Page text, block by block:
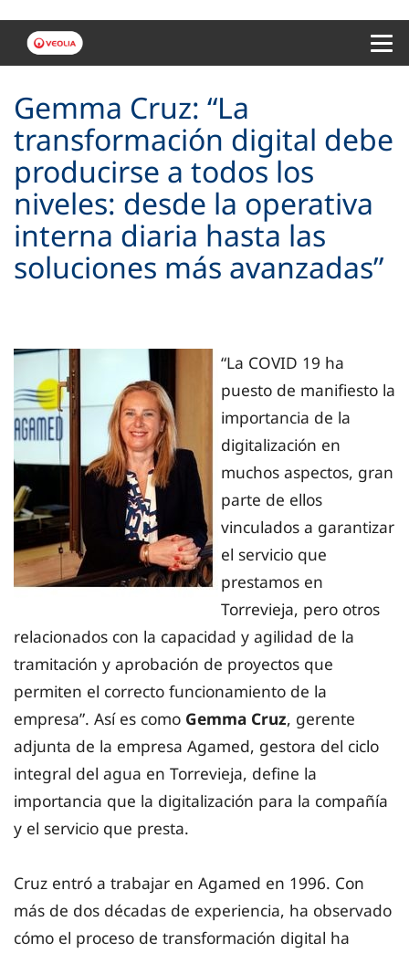
Gemma Cruz: “La
transformación digital debe
producirse a todos los
niveles: desde la operativa
interna diaria hasta las
soluciones más avanzadas”
“La COVID 19 ha
puesto de manifiesto la
importancia de la
digitalización en
muchos aspectos, gran
parte de ellos
vinculados a garantizar
el servicio que
prestamos en
Torrevieja, pero otros
relacionados con la capacidad y agilidad de la
tramitación y aprobación de proyectos que
permiten el correcto funcionamiento de la
empresa”. Así es como Gemma Cruz, gerente
adjunta de la empresa Agamed, gestora del ciclo
integral del agua en Torrevieja, define la
importancia que la digitalización para la compañía
y el servicio que presta.
Cruz entró a trabajar en Agamed en 1996. Con
más de dos décadas de experiencia, ha observado
cómo el proceso de transformación digital ha